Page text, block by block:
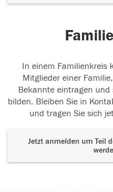
In einem Familienkreis
Mitglieder einer
Bekannte eintragen und
bilden. Bleiben Sie in
und tragen Sie sich
Jetzt anmelden um Teil